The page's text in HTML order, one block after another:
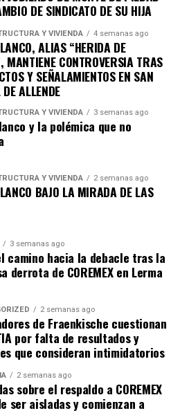
March
callada y ante la exigencia de
por “un trato justo y
reaccionó:
Marina del Pilar. Tijuana
su gente xingona.
está abandonad y mal
por su gobernadora y por el
.
y bello
gente
DE SINDICATO DE SU HIJA
Y VIVIENDA 4 semanas ago
ALIAS “HERIDA DE
MANTIENE CONTROVERSIA TRAS
Y SEÑALAMIENTOS EN SAN
ALLENDE
Y VIVIENDA 3 semanas ago
y la polémica que no
Y VIVIENDA 2 semanas ago
BAJO LA MIRADA DE LAS
3 semanas ago
camino hacia la debacle tras la
derrota de COREMEX en Lerma
2 semanas ago
de Fraenkische cuestionan
por falta de resultados y
que consideran intimidatorios
2 semanas ago
sobre el respaldo a COREMEX
ser aisladas y comienzan a